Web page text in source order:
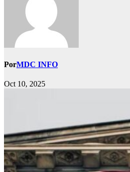
PorMDC INFO
Oct 10, 2025